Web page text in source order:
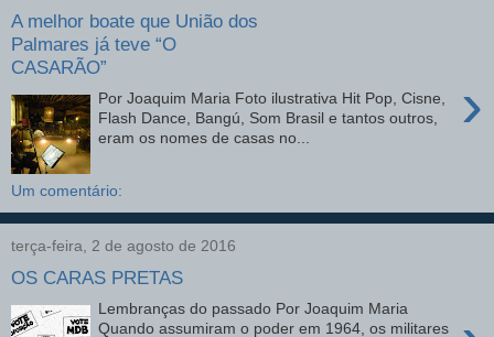
A melhor boate que União dos
Palmares já teve “O
CASARÃO”
›
Por Joaquim Maria Foto ilustrativa Hit Pop, Cisne,
Flash Dance, Bangú, Som Brasil e tantos outros,
eram os nomes de casas no...
Um comentário:
terça-feira, 2 de agosto de 2016
OS CARAS PRETAS
Lembranças do passado Por Joaquim Maria
Quando assumiram o poder em 1964, os militares